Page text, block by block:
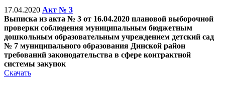
17.04.2020 Акт № 3
Выписка из акта № 3 от 16.04.2020 плановой выборочной
проверки соблюдения муниципальным бюджетным
дошкольным образовательным учреждением детский сад
№ 7 муниципального образования Динской район
требований законодательства в сфере контрактной
системы закупок
Скачать